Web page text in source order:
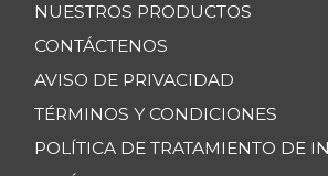
NUESTROS PRODUCTOS
CONTÁCTENOS
AVISO DE PRIVACIDAD
TÉRMINOS Y CONDICIONES
POLÍTICA DE TRATAMIENTO DE